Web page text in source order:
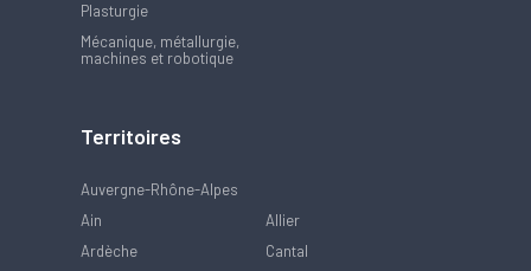
Plasturgie
Mécanique, métallurgie,
machines et robotique
Territoires
Auvergne-Rhône-Alpes
Ain
Allier
Ardèche
Cantal